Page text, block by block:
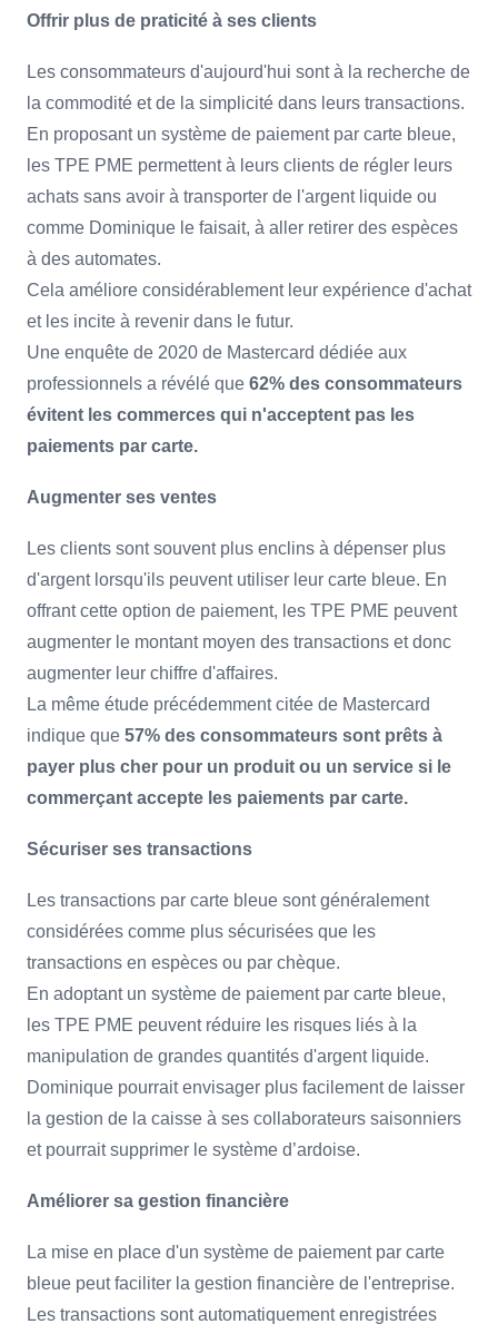
Offrir plus de praticité à ses clients
Les consommateurs d'aujourd'hui sont à la recherche de
la commodité et de la simplicité dans leurs transactions.
En proposant un système de paiement par carte bleue,
les TPE PME permettent à leurs clients de régler leurs
achats sans avoir à transporter de l'argent liquide ou
comme Dominique le faisait, à aller retirer des espèces
à des automates.
Cela améliore considérablement leur expérience d'achat
et les incite à revenir dans le futur.
Une enquête de 2020 de Mastercard dédiée aux
professionnels a révélé que 62% des consommateurs
évitent les commerces qui n'acceptent pas les
paiements par carte.
Augmenter ses ventes
Les clients sont souvent plus enclins à dépenser plus
d'argent lorsqu'ils peuvent utiliser leur carte bleue. En
offrant cette option de paiement, les TPE PME peuvent
augmenter le montant moyen des transactions et donc
augmenter leur chiffre d'affaires.
La même étude précédemment citée de Mastercard
indique que 57% des consommateurs sont prêts à
payer plus cher pour un produit ou un service si le
commerçant accepte les paiements par carte.
Sécuriser ses transactions
Les transactions par carte bleue sont généralement
considérées comme plus sécurisées que les
transactions en espèces ou par chèque.
En adoptant un système de paiement par carte bleue,
les TPE PME peuvent réduire les risques liés à la
manipulation de grandes quantités d'argent liquide.
Dominique pourrait envisager plus facilement de laisser
la gestion de la caisse à ses collaborateurs saisonniers
et pourrait supprimer le système d’ardoise.
Améliorer sa gestion financière
La mise en place d'un système de paiement par carte
bleue peut faciliter la gestion financière de l'entreprise.
Les transactions sont automatiquement enregistrées